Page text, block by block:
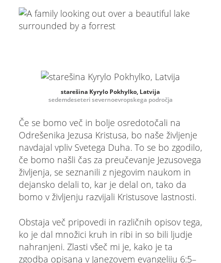
starešina Kyrylo Pokhylko, Latvija
sedemdeseteri severnoevropskega področja
Če se bomo več in bolje osredotočali na
Odrešenika Jezusa Kristusa, bo naše življenje
navdajal vpliv Svetega Duha. To se bo zgodilo,
če bomo našli čas za preučevanje Jezusovega
življenja, se seznanili z njegovim naukom in
dejansko delali to, kar je delal on, tako da
bomo v življenju razvijali Kristusove lastnosti.
Obstaja več pripovedi in različnih opisov tega,
ko je dal množici kruh in ribi in so bili ljudje
nahranjeni. Zlasti všeč mi je, kako je ta
zgodba opisana v Janezovem evangeliju 6:5–